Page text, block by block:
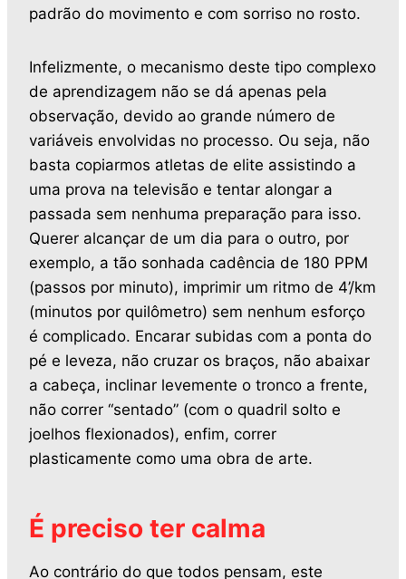
padrão do movimento e com sorriso no rosto.
Infelizmente, o mecanismo deste tipo complexo
de aprendizagem não se dá apenas pela
observação, devido ao grande número de
variáveis envolvidas no processo. Ou seja, não
basta copiarmos atletas de elite assistindo a
uma prova na televisão e tentar alongar a
passada sem nenhuma preparação para isso.
Querer alcançar de um dia para o outro, por
exemplo, a tão sonhada cadência de 180 PPM
(passos por minuto), imprimir um ritmo de 4’/km
(minutos por quilômetro) sem nenhum esforço
é complicado. Encarar subidas com a ponta do
pé e leveza, não cruzar os braços, não abaixar
a cabeça, inclinar levemente o tronco a frente,
não correr “sentado” (com o quadril solto e
joelhos flexionados), enfim, correr
plasticamente como uma obra de arte.
É preciso ter calma
Ao contrário do que todos pensam, este